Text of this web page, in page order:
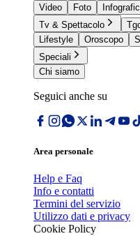
Video
Foto
Tv & Spettacolo
Lifestyle
Oroscopo
Speciali
Chi siamo
Seguici anche su
Area personale
Help e Faq
Info e contatti
Termini del servizio
Utilizzo dati e privacy
Cookie Policy